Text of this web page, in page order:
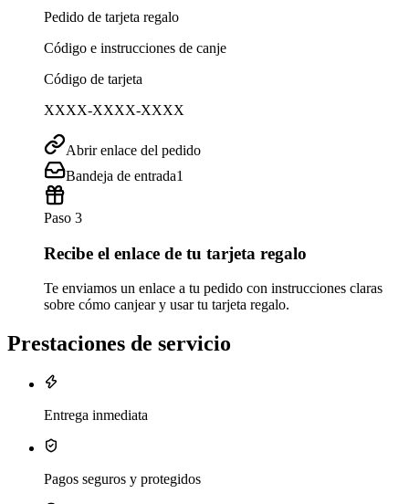
Pedido de tarjeta regalo
Código e instrucciones de canje
Código de tarjeta
XXXX-XXXX-XXXX
Abrir enlace del pedido
Bandeja de entrada1
Paso 3
Recibe el enlace de tu tarjeta regalo
Te enviamos un enlace a tu pedido con instrucciones claras
sobre cómo canjear y usar tu tarjeta regalo.
Prestaciones de servicio
Entrega inmediata
Pagos seguros y protegidos